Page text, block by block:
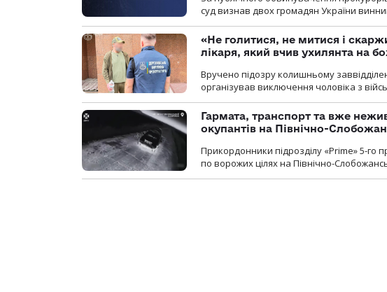
суд визнав двох громадян України
«Не голитися, не митися і
лікаря, який вчив ухилянта на
Вручено підозру колишньому
організував виключення чоловіка з
Гармата, транспорт та вже
окупантів на Північно-
Прикордонники підрозділу «Prime» 5-го
по ворожих цілях на Північно-